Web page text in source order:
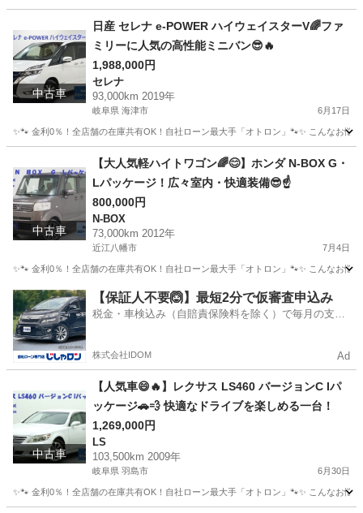
ミニキャブバン
中古車
日産 セレナ e-POWER ハイウェイスターV🌈ファ
ミリーに人気の高性能ミニバン😎🔥
1,988,000円
セレナ
93,000km 2019年
岐阜県 海津市 6月17日
✨🐾 金利0％！全店舗の在庫共有OK！自社ローン最大手「オトロン」🐾✨ こんなお
セレナ
中古車
【大人気軽ハイトワゴン🌈😊】ホンダ N-BOX G・
Lパッケージ！広々室内・快適装備😎☝️
800,000円
N-BOX
73,000km 2012年
近江八幡市 7月4日
✨🐾 金利0％！全店舗の在庫共有OK！自社ローン最大手「オトロン」🐾✨ こんなお
滋賀 近江八幡市 N-BOX
【保証人不要🙆】最短2分で仮審査申込み
税金・車検込み（自賠責保険料を除く）で毎月の支払
株式会社IDOM Ad
中古車
【人気車😄🔥】レクサス LS460 バージョンC Iパ
ッケージ🚗💨 快適なドライブを楽しめる一台！
1,269,000円
LS
103,500km 2009年
岐阜県 羽島市 6月30日
✨🐾 金利0％！全店舗の在庫共有OK！自社ローン最大手「オトロン」🐾✨ こんなお